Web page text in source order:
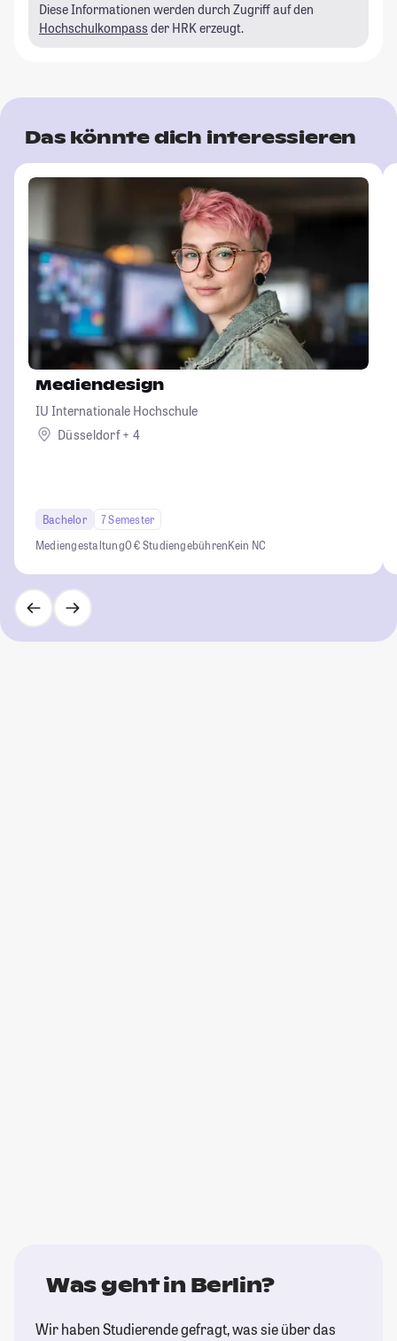
Diese Informationen werden durch Zugriff auf den
Hochschulkompass der HRK erzeugt.
Das könnte dich interessieren
Mediendesign
IU Internationale Hochschule
Düsseldorf + 4
Bachelor
7 Semester
Mediengestaltung0 € StudiengebührenKein NC
Was geht in Berlin?
Wir haben Studierende gefragt, was sie über das